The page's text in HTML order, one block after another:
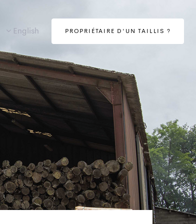
English PROPRIÉTAIRE D'UN TAILLIS ?